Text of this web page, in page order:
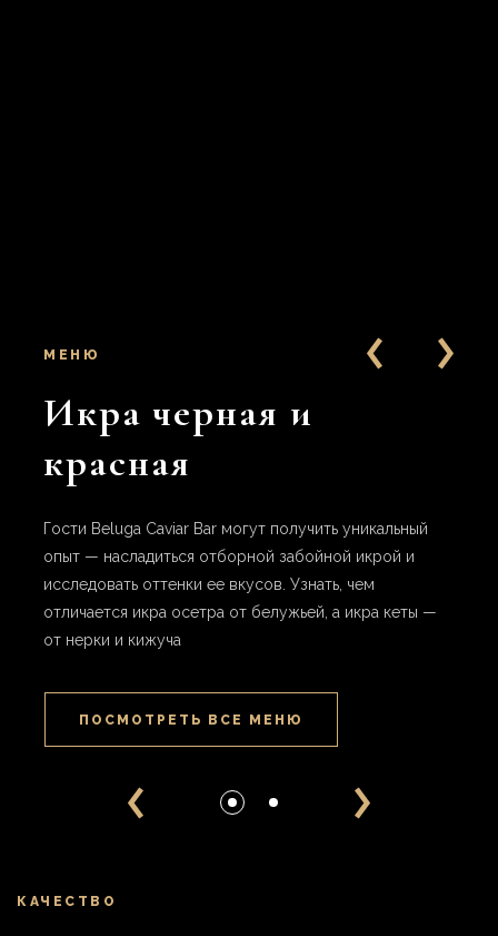
МЕНЮ
Икра черная и
красная
Гости Beluga Caviar Bar могут получить уникальный
опыт — насладиться отборной забойной икрой и
исследовать оттенки ее вкусов. Узнать, чем
отличается икра осетра от белужьей, а икра кеты —
от нерки и кижуча
ПОСМОТРЕТЬ ВСЕ МЕНЮ
КАЧЕСТВО